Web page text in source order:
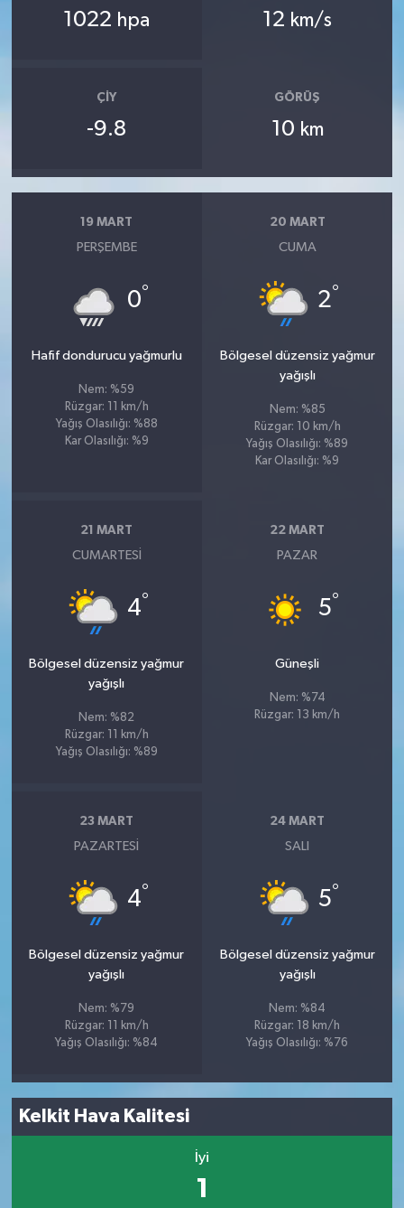
1022 hpa 12 km/s
ÇIY
-9.8
GÖRÜŞ
10 km
19 MART
PERŞEMBE
0°
Hafif dondurucu yağmurlu
Nem: %59
Rüzgar: 11 km/h
Yağış Olasılığı: %88
Kar Olasılığı: %9
20 MART
CUMA
2°
Bölgesel düzensiz yağmur
yağışlı
Nem: %85
Rüzgar: 10 km/h
Yağış Olasılığı: %89
Kar Olasılığı: %9
21 MART
CUMARTESI
4°
Bölgesel düzensiz yağmur
yağışlı
Nem: %82
Rüzgar: 11 km/h
Yağış Olasılığı: %89
22 MART
PAZAR
5°
Güneşli
Nem: %74
Rüzgar: 13 km/h
23 MART
PAZARTESI
4°
Bölgesel düzensiz yağmur
yağışlı
Nem: %79
Rüzgar: 11 km/h
Yağış Olasılığı: %84
24 MART
SALI
5°
Bölgesel düzensiz yağmur
yağışlı
Nem: %84
Rüzgar: 18 km/h
Yağış Olasılığı: %76
Kelkit Hava Kalitesi
İyi
1